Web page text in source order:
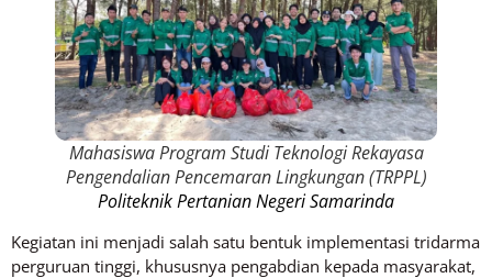
Mahasiswa Program Studi Teknologi Rekayasa
Pengendalian Pencemaran Lingkungan (TRPPL)
Politeknik Pertanian Negeri Samarinda
Kegiatan ini menjadi salah satu bentuk implementasi tridarma
perguruan tinggi, khususnya pengabdian kepada masyarakat,